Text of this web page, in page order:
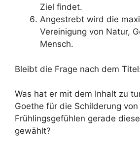
Ziel findet.
Angestrebt wird die
Vereinigung von Natur,
Mensch.
Bleibt die Frage nach dem
Was hat er mit dem Inhalt zu
Goethe für die Schilderung von
Frühlingsgefühlen gerade
gewählt?